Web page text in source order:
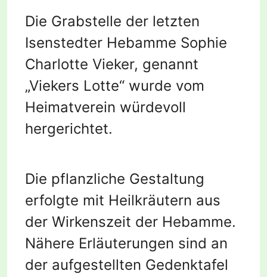
Die Grabstelle der letzten
Isenstedter Hebamme Sophie
Charlotte Vieker, genannt
„Viekers Lotte“ wurde vom
Heimatverein würdevoll
hergerichtet.
Die pflanzliche Gestaltung
erfolgte mit Heilkräutern aus
der Wirkenszeit der Hebamme.
Nähere Erläuterungen sind an
der aufgestellten Gedenktafel